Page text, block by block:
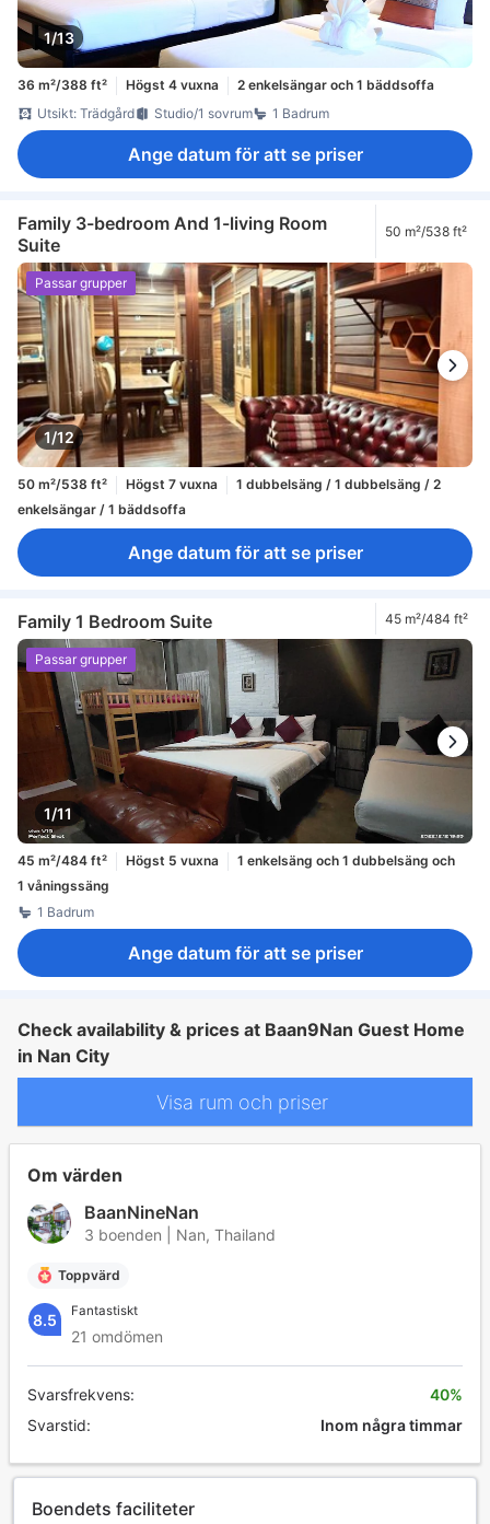
1/13
36 m²/388 ft² Högst 4 vuxna
2 enkelsängar och 1 bäddsoffa
Utsikt: Trädgård
Studio/1 sovrum 1 Badrum
Ange datum för att se priser
Family 3-bedroom And 1-living Room
Suite
50 m²/538 ft²
1/12
Passar grupper
50 m²/538 ft² Högst 7 vuxna
1 dubbelsäng / 1 dubbelsäng / 2
enkelsängar / 1 bäddsoffa
Ange datum för att se priser
Family 1 Bedroom Suite 45 m²/484 ft²
1/11
Passar grupper
45 m²/484 ft² Högst 5 vuxna
1 enkelsäng och 1 dubbelsäng och
1 våningssäng
1 Badrum
Ange datum för att se priser
Check availability & prices at Baan9Nan Guest Home
in Nan City
Visa rum och priser
Om värden
BaanNineNan
3 boenden | Nan, Thailand
Toppvärd
8.5 Fantastiskt
21 omdömen
Svarsfrekvens:
Svarstid:
40%
Inom några timmar
Boendets faciliteter